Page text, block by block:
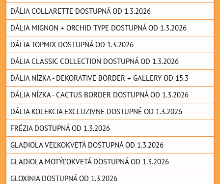
DÁLIA COLLARETTE DOSTUPNÁ OD 1.3.2026
DÁLIA MIGNON + ORCHID TYPE DOSTUPNÁ OD 1.3.2026
DÁLIA TOPMIX DOSTUPNÁ OD 1.3.2026
DÁLIA CLASSIC COLLECTION DOSTUPNÁ OD 1.3.2026
DÁLIA NÍZKA - DEKORATIVE BORDER + GALLERY OD 15.3
DÁLIA NÍZKA - CACTUS BORDER DOSTUPNÁ OD 1.3.2026
DÁLIA KOLEKCIA EXCLUZIVNE DOSTUPNÉ OD 1.3.2026
FRÉZIA DOSTUPNÁ OD 1.3.2026
GLADIOLA VEĽKOKVETÁ DOSTUPNÁ OD 1.3.2026
GLADIOLA MOTÝĽOKVETÁ DOSTUPNÁ OD 1.3.2026
GLOXINIA DOSTUPNÁ OD 1.3.2026